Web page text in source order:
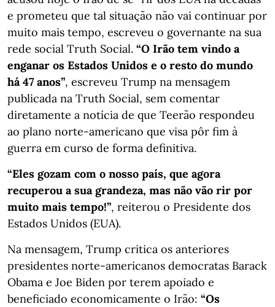
e prometeu que tal situação não vai continuar por
muito mais tempo, escreveu o governante na sua
rede social Truth Social. “O Irão tem vindo a
enganar os Estados Unidos e o resto do mundo
há 47 anos”, escreveu Trump na mensagem
publicada na Truth Social, sem comentar
diretamente a notícia de que Teerão respondeu
ao plano norte-americano que visa pôr fim à
guerra em curso de forma definitiva.
“Eles gozam com o nosso país, que agora
recuperou a sua grandeza, mas não vão rir por
muito mais tempo!”, reiterou o Presidente dos
Estados Unidos (EUA).
Na mensagem, Trump critica os anteriores
presidentes norte-americanos democratas Barack
Obama e Joe Biden por terem apoiado e
beneficiado economicamente o Irão: “Os